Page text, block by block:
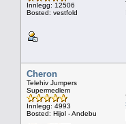
Innlegg: 12506
Bosted: vestfold
Cheron
Telehiv Jumpers
Supermedlem
Innlegg: 4993
Bosted: Hijol - Andebu